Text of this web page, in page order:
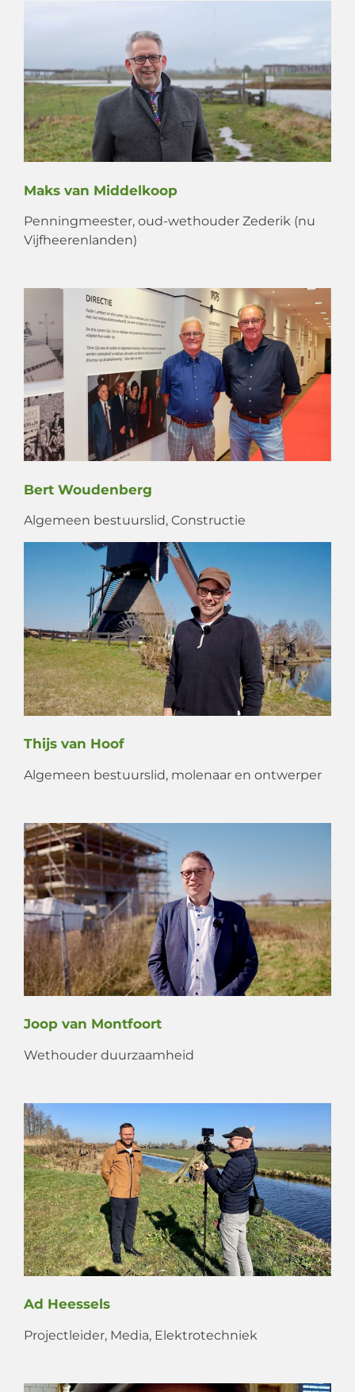
Maks van Middelkoop
Penningmeester, oud-wethouder Zederik (nu
Vijfheerenlanden)
Bert Woudenberg
Algemeen bestuurslid, Constructie
Thijs van Hoof
Algemeen bestuurslid, molenaar en ontwerper
Joop van Montfoort
Wethouder duurzaamheid
Ad Heessels
Projectleider, Media, Elektrotechniek